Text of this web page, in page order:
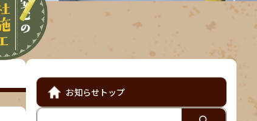
お知らせトップ